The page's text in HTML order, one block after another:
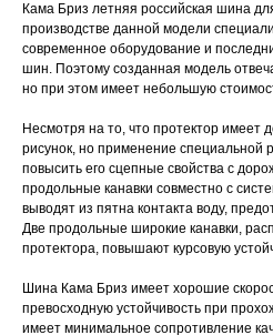
Кама Бриз летняя российская шина
производстве данной модели
современное оборудование и
шин. Поэтому созданная модель
но при этом имеет небольшую
Несмотря на то, что протектор имеет
рисунок, но применение специальной
повысить его сцепные свойства с
продольные канавки совместно с
выводят из пятна контакта воду,
Две продольные широкие канавки,
протектора, повышают курсовую
Шина Кама Бриз имеет хорошие
превосходную устойчивость при
имеет минимальное сопротивление